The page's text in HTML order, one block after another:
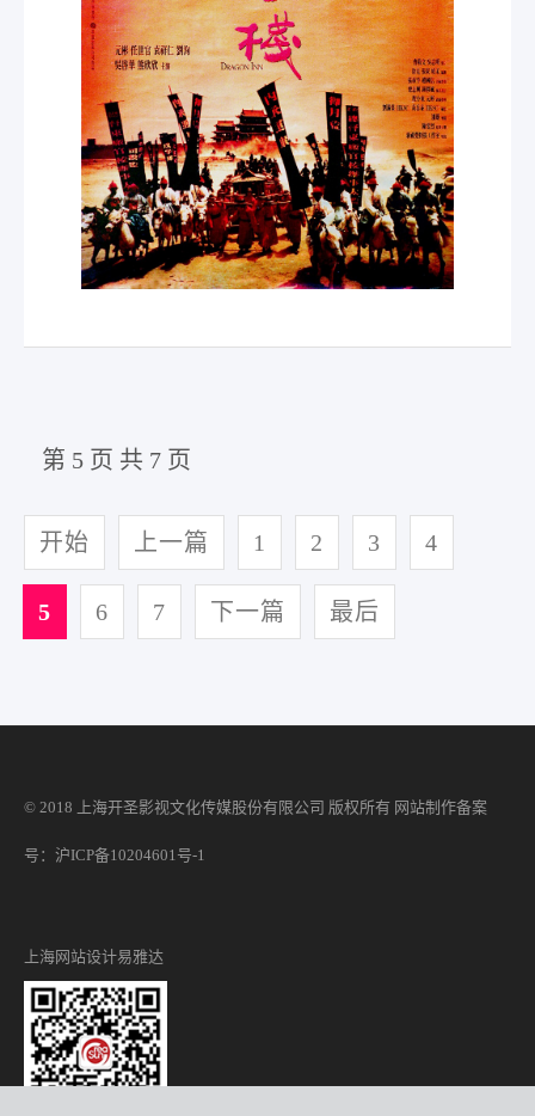
第 5 页 共 7 页
开始 上一篇 1 2 3 4
5 6 7 下一篇 最后
© 2018 上海开圣影视文化传媒股份有限公司 版权所有 网站制作备案
号：沪ICP备10204601号-1
上海网站设计易雅达